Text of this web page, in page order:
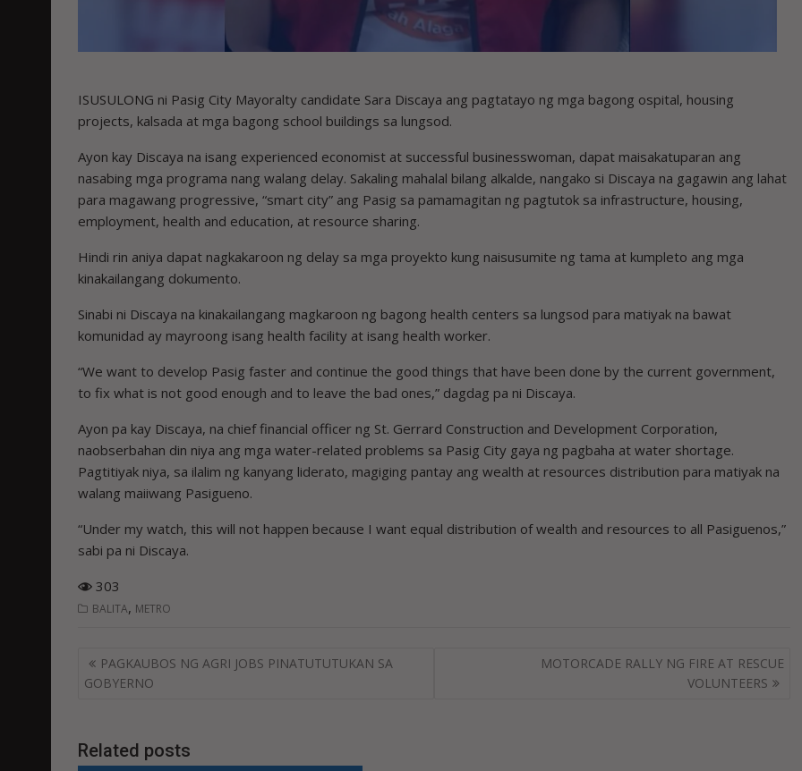
ISUSULONG ni Pasig City Mayoralty candidate Sara Discaya ang pagtatayo ng mga bagong ospital, housing
projects, kalsada at mga bagong school buildings sa lungsod.
Ayon kay Discaya na isang experienced economist at successful businesswoman, dapat maisakatuparan ang
nasabing mga programa nang walang delay. Sakaling mahalal bilang alkalde, nangako si Discaya na gagawin ang lahat
para magawang progressive, “smart city” ang Pasig sa pamamagitan ng pagtutok sa infrastructure, housing,
employment, health and education, at resource sharing.
Hindi rin aniya dapat nagkakaroon ng delay sa mga proyekto kung naisusumite ng tama at kumpleto ang mga
kinakailangang dokumento.
Sinabi ni Discaya na kinakailangang magkaroon ng bagong health centers sa lungsod para matiyak na bawat
komunidad ay mayroong isang health facility at isang health worker.
“We want to develop Pasig faster and continue the good things that have been done by the current government,
to fix what is not good enough and to leave the bad ones,” dagdag pa ni Discaya.
Ayon pa kay Discaya, na chief financial officer ng St. Gerrard Construction and Development Corporation,
naobserbahan din niya ang mga water-related problems sa Pasig City gaya ng pagbaha at water shortage.
Pagtitiyak niya, sa ilalim ng kanyang liderato, magiging pantay ang wealth at resources distribution para matiyak na
walang maiiwang Pasigueno.
“Under my watch, this will not happen because I want equal distribution of wealth and resources to all Pasiguenos,”
sabi pa ni Discaya.
303
BALITA, METRO
Post
navigation
PAGKAUBOS NG AGRI JOBS PINATUTUTUKAN SA
GOBYERNO
MOTORCADE RALLY NG FIRE AT RESCUE
VOLUNTEERS
Related posts